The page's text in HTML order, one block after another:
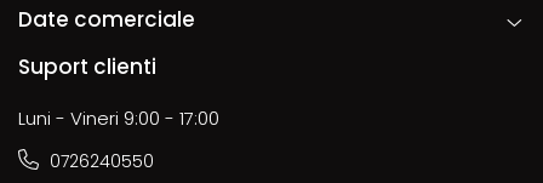
Date comerciale
Suport clienti
Luni - Vineri 9:00 - 17:00
0726240550